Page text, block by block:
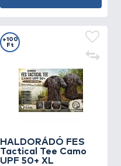
HALDORÁDÓ FES
Tactical Tee Camo
UPF 50+ XL
+100
Ft